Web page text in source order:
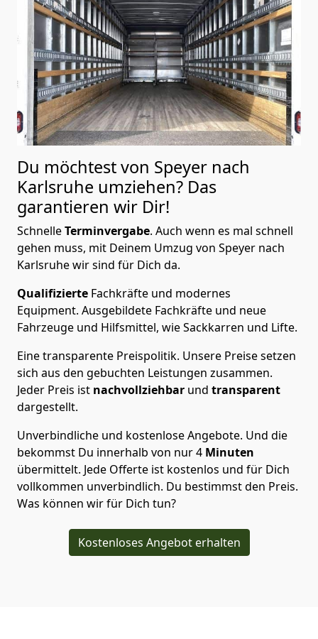
Du möchtest von Speyer nach
Karlsruhe umziehen? Das
garantieren wir Dir!
SchnelleTerminvergabe. Auch wenn es mal schnell
gehen muss, mit Deinem Umzug von Speyer nach
Karlsruhe wir sind für Dich da.
Qualifizierte Fachkräfte und modernes
Equipment. Ausgebildete Fachkräfte und neue
Fahrzeuge und Hilfsmittel, wie Sackkarren und Lifte.
Eine transparente Preispolitik. Unsere Preise setzen
sich aus den gebuchten Leistungen zusammen.
Jeder Preis ist nachvollziehbar und transparent
dargestellt.
Unverbindliche und kostenlose Angebote. Und die
bekommst Du innerhalb von nur4 Minuten
übermittelt. Jede Offerte ist kostenlos und für Dich
vollkommen unverbindlich. Du bestimmst den Preis.
Was können wir für Dich tun?
Kostenloses Angebot erhalten